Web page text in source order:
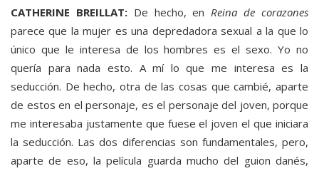
CATHERINE BREILLAT: De hecho, enReina de corazones
parece que la mujer es una depredadora sexual a la que lo
único que le interesa de los hombres es el sexo. Yo no
quería para nada esto. A mí lo que me interesa es la
seducción. De hecho, otra de las cosas que cambié, aparte
de estos en el personaje, es el personaje del joven, porque
me interesaba justamente que fuese el joven el que iniciara
la seducción. Las dos diferencias son fundamentales, pero,
aparte de eso, la película guarda mucho del guion danés,